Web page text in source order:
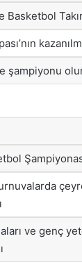
Basketbol
şampiyonu
ve genç